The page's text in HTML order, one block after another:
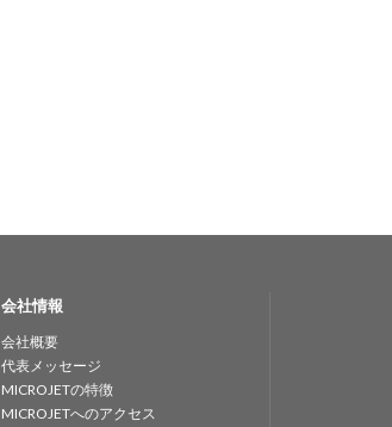
会社情報
会社概要
代表メッセージ
MICROJETの特徴
MICROJETへのアクセス